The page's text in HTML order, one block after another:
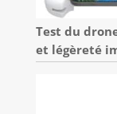
Test du
et légèreté